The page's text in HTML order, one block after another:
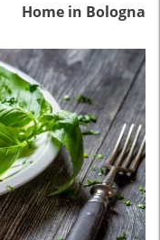
Home in Bologna